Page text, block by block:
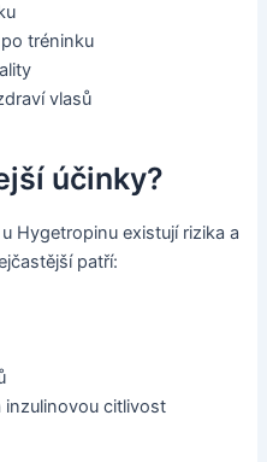
tréninku
vlasů
účinky?
Hygetropinu existují rizika a
patří:
inzulinovou citlivost